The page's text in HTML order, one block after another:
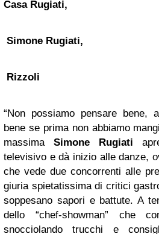
Casa Rugiati,
Simone Rugiati,
Rizzoli
“Non possiamo pensare bene,
bene se prima non abbiamo
massima Simone Rugiati
televisivo e dà inizio alle danze,
che vede due concorrenti alle
giuria spietatissima di critici
soppesano sapori e battute. A
dello “chef-showman” che
snocciolando trucchi e